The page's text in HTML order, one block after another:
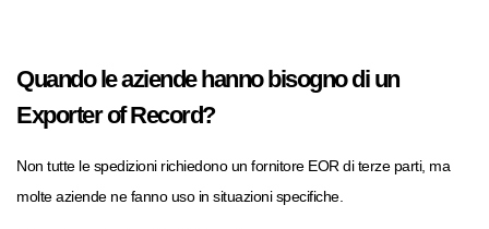
Quando le aziende hanno bisogno di un
Exporter of Record?
Non tutte le spedizioni richiedono un fornitore EOR di terze parti, ma
molte aziende ne fanno uso in situazioni specifiche.